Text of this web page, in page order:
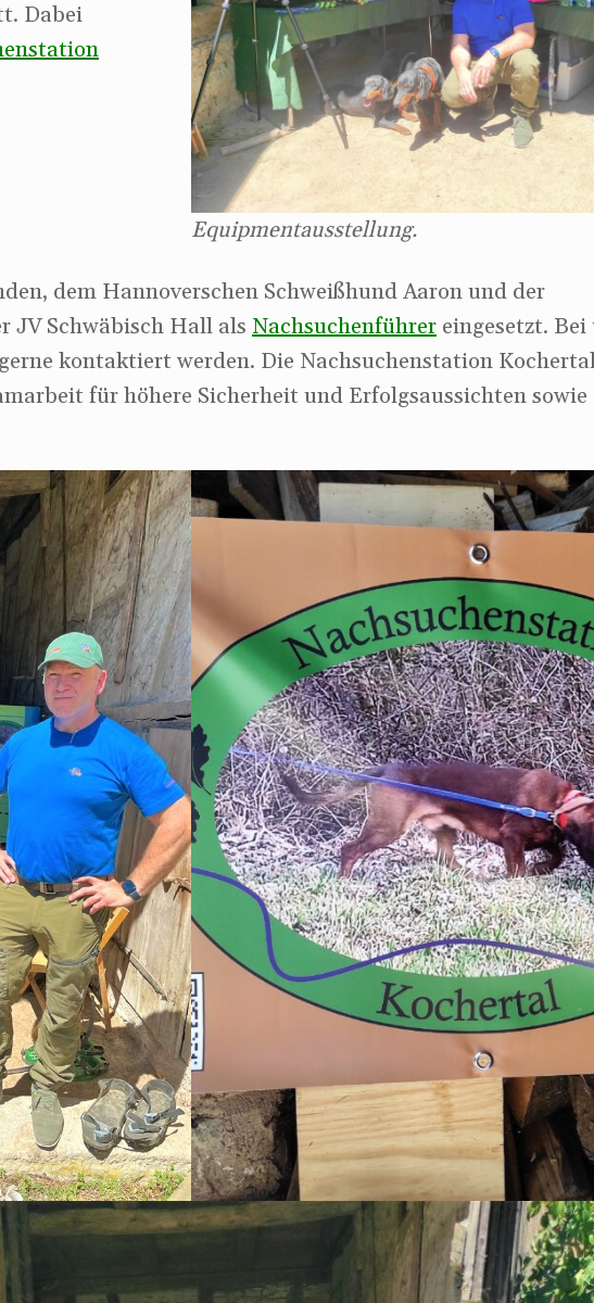
Dabei
Equipmentausstellung.
dem Hannoverschen Schweißhund Aaron und der
JV Schwäbisch Hall als Nachsuchenführer eingesetzt.
kontaktiert werden. Die Nachsuchenstation
für höhere Sicherheit und Erfolgsaussichten sowie